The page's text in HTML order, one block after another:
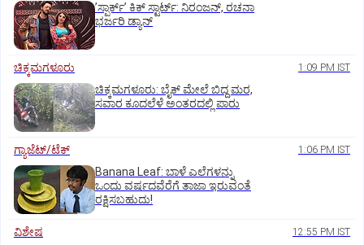
ʼಸ್ಪಾರ್ಕ್ʼ ಕಿಕ್‌ ಸ್ಟಾರ್ಟ್‌: ನಿರಂಜನ್‌, ರಚನಾ
ಭರ್ಜರಿ ಡ್ಯಾನ್‌
ಚಿಕ್ಕಮಗಳೂರು 1:09 PM IST
ಚಿಕ್ಕಮಗಳೂರು: ಬೈಕ್ ಮೇಲೆ ಬಿದ್ದ ಮರ,
ಸವಾರ ಕೂದಲೆಳೆ ಅಂತರದಲ್ಲಿ ಪಾರು
ಗ್ಯಾಜೆಟ್/ಟೆಕ್ 1:06 PM IST
Banana Leaf: ಬಾಳೆ ಎಲೆಗಳನ್ನು
ಒಂದು ವರ್ಷದವೆರೆಗೆ ತಾಜಾ ಇರುವಂತೆ
ರಕ್ಷಿಸಬಹುದು!
ವಿಶೇಷ 12:55 PM IST